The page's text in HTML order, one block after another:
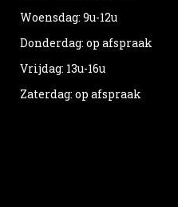
Woensdag: 9u-12u
Donderdag: op afspraak
Vrijdag: 13u-16u
Zaterdag: op afspraak